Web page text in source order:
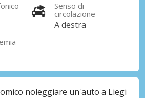
Senso di
circolazione
A destra
noleggiare un'auto a Liegi